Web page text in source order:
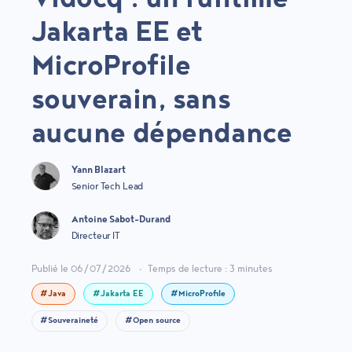
Jakarta EE et
MicroProfile
souverain, sans
aucune dépendance
Yann Blazart
Senior Tech Lead
Antoine Sabot-Durand
Directeur IT
Publié le 06/07/2026 • Temps de lecture : 3 minutes
#Java #Jakarta EE #MicroProfile
#Souveraineté #Open source